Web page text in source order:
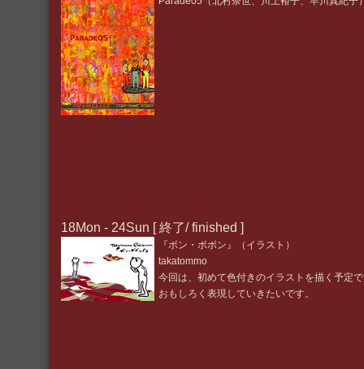
18Mon - 24Sun [ 終了/ finished ]
『ボン・ボボン』（イラスト）
takatommo
今回は、初めて色付きのイラストを描く予定
おもしろく表現していきたいです。